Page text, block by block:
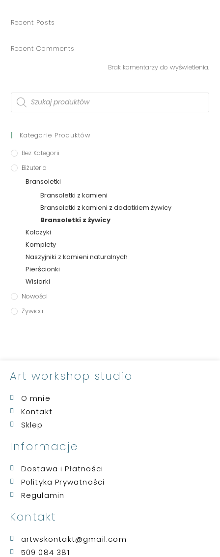
Recent Posts
Recent Comments
Brak komentarzy do wyświetlenia.
Kategorie Produktów
Bez Kategorii
Biżuteria
Bransoletki
Bransoletki z kamieni
Bransoletki z kamieni z dodatkiem żywicy
Bransoletki z żywicy
Kolczyki
Komplety
Naszyjniki z kamieni naturalnych
Pierścionki
Wisiorki
Nowości
Żywica
Art workshop studio
O mnie
Kontakt
Sklep
Informacje
Dostawa i Płatności
Polityka Prywatności
Regulamin
Kontakt
artwskontakt@gmail.com
509 084 381